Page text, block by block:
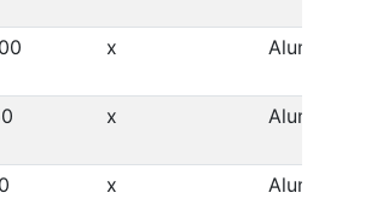
x Alumínio
x Alumínio
x Alumínio